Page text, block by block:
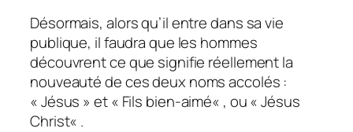
Désormais, alors qu’il entre dans sa vie
publique, il faudra que les hommes
découvrent ce que signifie réellement la
nouveauté de ces deux noms accolés :
«Jésus » et « Fils bien-aimé« , ou «Jésus
Christ« .